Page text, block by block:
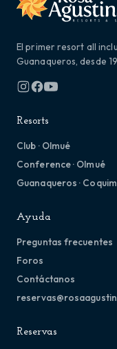
El primer resort all
Guanaqueros, desde
Resorts
Club · Olmué
Conference · Olmué
Guanaqueros ·
Ayuda
Preguntas frecuentes
Foros
Contáctanos
Reservas